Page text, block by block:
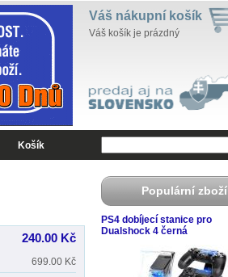
Váš nákupní košík
Váš košík je prázdný
Košík
240.00 Kč
699.00 Kč
Populární zboží
PS4 dobíjecí stanice pro
Dualshock 4 černá